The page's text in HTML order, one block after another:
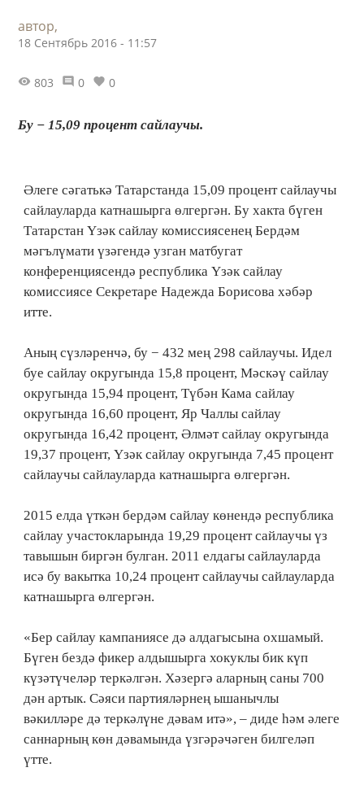
автор,
18 Сентябрь 2016 - 11:57
803 0 0
Бу − 15,09 процент сайлаучы.
Әлеге сәгатькә Татарстанда 15,09 процент сайлаучы
сайлауларда катнашырга өлгергән. Бу хакта бүген
Татарстан Үзәк сайлау комиссиясенең Бердәм
мәгълүмати үзәгендә узган матбугат
конференциясендә республика Үзәк сайлау
комиссиясе Секретаре Надежда Борисова хәбәр
итте.
Аның сүзләренчә, бу − 432 мең 298 сайлаучы. Идел
буе сайлау округында 15,8 процент, Мәскәү сайлау
округында 15,94 процент, Түбән Кама сайлау
округында 16,60 процент, Яр Чаллы сайлау
округында 16,42 процент, Әлмәт сайлау округында
19,37 процент, Үзәк сайлау округында 7,45 процент
сайлаучы сайлауларда катнашырга өлгергән.
2015 елда үткән бердәм сайлау көнендә республика
сайлау участокларында 19,29 процент сайлаучы үз
тавышын биргән булган. 2011 елдагы сайлауларда
исә бу вакытка 10,24 процент сайлаучы сайлауларда
катнашырга өлгергән.
«Бер сайлау кампаниясе дә алдагысына охшамый.
Бүген бездә фикер алдышырга хокуклы бик күп
күзәтүчеләр теркәлгән. Хәзергә аларның саны 700
дән артык. Сәяси партияләрнең ышанычлы
вәкилләре дә теркәлүне дәвам итә», – диде һәм әлеге
саннарның көн дәвамында үзгәрәчәген билгеләп
үтте.